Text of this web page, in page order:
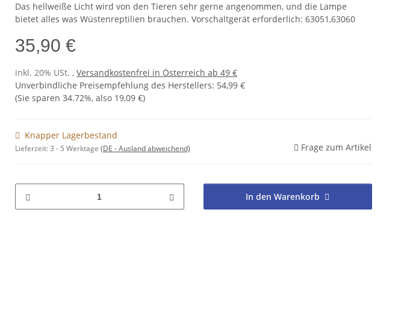
Das hellweiße Licht wird von den Tieren sehr gerne angenommen, und die Lampe
bietet alles was Wüstenreptilien brauchen. Vorschaltgerät erforderlich: 63051,63060
35,90 €
inkl. 20% USt. , Versandkostenfrei in Österreich ab 49 €
Unverbindliche Preisempfehlung des Herstellers: 54,99 €
(Sie sparen 34.72%, also 19,09 €)
Knapper Lagerbestand
Lieferzeit:3 - 5 Werktage (DE - Ausland abweichend) Frage zum Artikel
In den Warenkorb